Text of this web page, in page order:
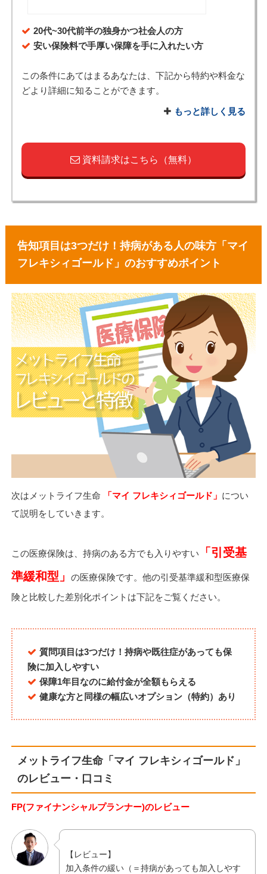
20代~30代前半の独身かつ社会人の方
安い保険料で手厚い保障を手に入れたい方
この条件にあてはまるあなたは、下記から特約や料金な
どより詳細に知ることができます。
もっと詳しく見る
資料請求はこちら（無料）
告知項目は3つだけ！持病がある人の味方「マイ
フレキシィゴールド」のおすすめポイント
次はメットライフ生命 「マイ フレキシィゴールド」 につい
て説明をしていきます。
この医療保険は、持病のある方でも入りやすい
「引受基
準緩和型」
の医療保険です。他の引受基準緩和型医療保
険と比較した差別化ポイントは下記をご覧ください。
質問項目は3つだけ！持病や既往症があっても保
険に加入しやすい
保障1年目なのに給付金が全額もらえる
健康な方と同様の幅広いオプション（特約）あり
メットライフ生命「マイ フレキシィゴールド」
のレビュー・口コミ
FP(ファイナンシャルプランナー)のレビュー
【レビュー】
加入条件の緩い（＝持病があっても加入しやす